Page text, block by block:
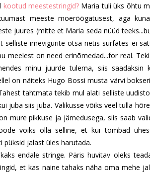
kootud meestestringid? Maria tuli üks õhtu
meeste moeröögatusest, aga
juures (mitte et Maria seda nüüd
imevigurite otsa netis surfates ei
meelest on need erinõmedad...for real.
minu juurde tulema, siis saadaksin
on näiteks Hugo Bossi musta värvi
tahtmata tekib mul alati selliste
juba siis juba. Valikusse võiks veel tulla
mure pikkuse ja jämedusega, siis saab
võiks olla selline, et kui tõmbad
püksid jalast üles harutada.
endale stringe. Päris huvitav oleks
et kas naine tahaks näha oma mehe